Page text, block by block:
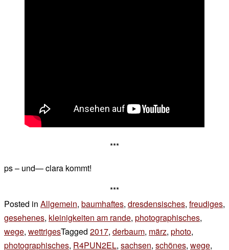
***
ps – und— clara kommt!
***
Posted in Allgemein, baumhaftes, dresdensisches, freudiges,
gesehenes, kleinigkeiten am rande, photographisches,
wege, wettrigesTagged 2017, derbaum, märz, photo,
photographisches, R4PUN2EL, sachsen, schönes, wege,